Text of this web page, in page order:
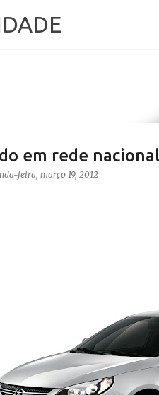
em rede nacional
feira, março 19, 2012